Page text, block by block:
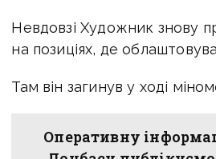
Невдовзі Художник знову
на позиціях, де
Там він загинув у ході
Оперативну